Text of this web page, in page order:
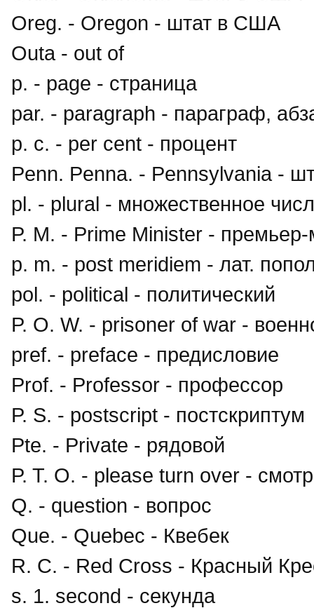
Oreg. - Oregon - штат в США
Outa - out of
p. - page - страница
par. - paragraph - параграф,
p. c. - per cent - процент
Penn. Penna. - Pennsylvania -
pl. - plural - множественное
P. M. - Prime Minister -
p. m. - post meridiem - лат.
pol. - political - политический
P. O. W. - prisoner of war -
pref. - preface - предисловие
Prof. - Professor - профессор
P. S. - postscript - постскриптум
Pte. - Private - рядовой
P. T. O. - please turn over -
Q. - question - вопрос
Que. - Quebec - Квебек
R. C. - Red Cross - Красный
s. 1. second - секунда